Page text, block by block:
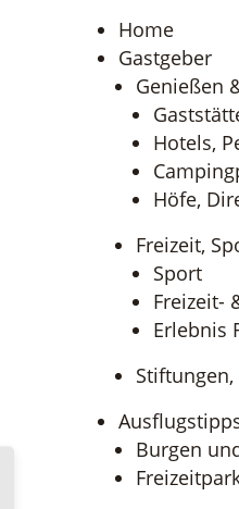
Home
Gastgeber
Genießen
Hotels,
Höfe,
Freizeit,
Sport
Freizeit-
Erlebnis
Burgen